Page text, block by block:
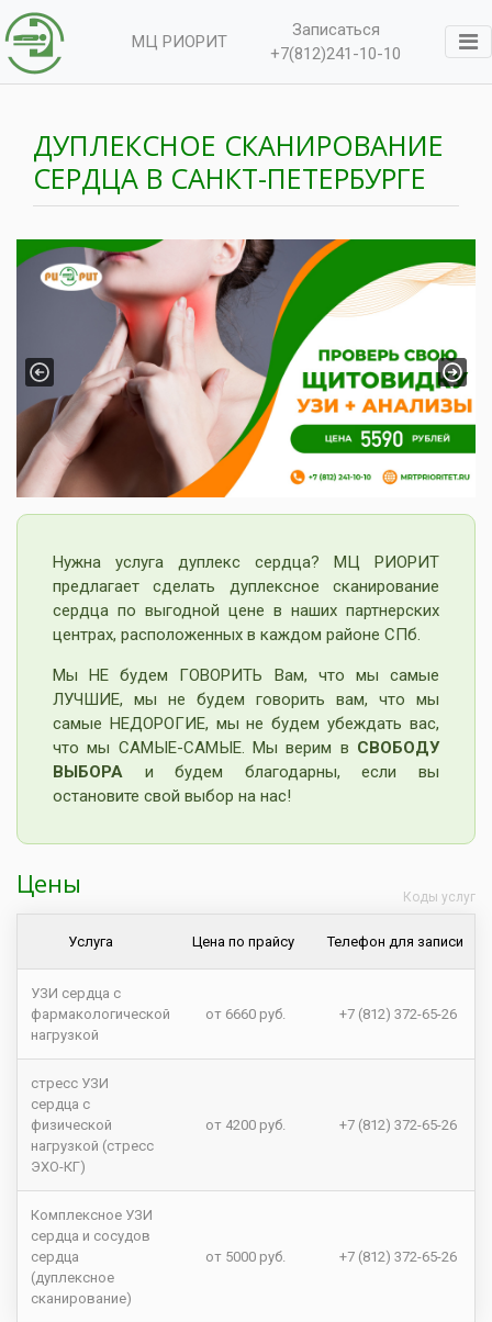
МЦ РИОРИТ
Записаться
+7(812)241-10-10
ДУПЛЕКСНОЕ СКАНИРОВАНИЕ
СЕРДЦА В САНКТ-ПЕТЕРБУРГЕ
Previous Next
Нужна услуга дуплекс сердца? МЦ РИОРИТ
предлагает сделать дуплексное сканирование
сердца по выгодной цене в наших партнерских
центрах, расположенных в каждом районе СПб.
Мы НЕ будем ГОВОРИТЬ Вам, что мы самые
ЛУЧШИЕ, мы не будем говорить вам, что мы
самые НЕДОРОГИЕ, мы не будем убеждать вас,
что мы САМЫЕ-САМЫЕ. Мы верим в СВОБОДУ
ВЫБОРА и будем благодарны, если вы
остановите свой выбор на нас!
Цены
Услуга Цена по прайсу Телефон для записи
УЗИ сердца с
фармакологической
нагрузкой
от 6660 руб. +7 (812) 372-65-26
стресс УЗИ
сердца с
физической
нагрузкой (стресс
ЭХО-КГ)
от 4200 руб. +7 (812) 372-65-26
Комплексное УЗИ
сердца и сосудов
сердца
(дуплексное
сканирование)
от 5000 руб. +7 (812) 372-65-26
Коды услуг